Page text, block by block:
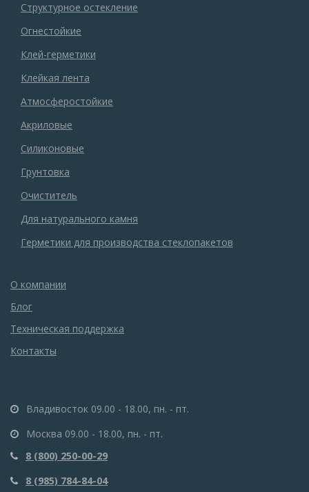
Структурное остекление
Огнестойкие
Клей-герметики
Клейкая лента
Атмосферостойкие
Акриловые
Силиконовые
Грунтовка
Очиститель
Для натурального камня
Герметики для производства стеклопакетов
О компании
Блог
Техническая поддержка
Контакты
Владивосток 09.00 - 18.00, пн. - пт.
Москва 09.00 - 18.00, пн. - пт.
8 (800) 250-00-29
8 (985) 784-84-04